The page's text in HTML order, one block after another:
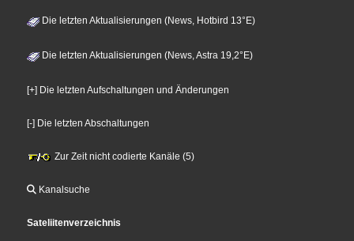
Die letzten Aktualisierungen (News, Hotbird 13°E)
Die letzten Aktualisierungen (News, Astra 19,2°E)
[+] Die letzten Aufschaltungen und Änderungen
[-] Die letzten Abschaltungen
Zur Zeit nicht codierte Kanäle (5)
Kanalsuche
Sateliitenverzeichnis